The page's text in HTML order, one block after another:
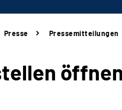
Presse Pressemitteilungen